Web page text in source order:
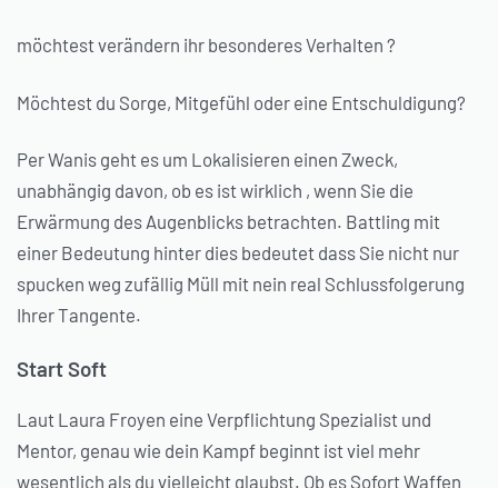
möchtest verändern ihr besonderes Verhalten ?
Möchtest du Sorge, Mitgefühl oder eine Entschuldigung?
Per Wanis geht es um Lokalisieren einen Zweck,
unabhängig davon, ob es ist wirklich , wenn Sie die
Erwärmung des Augenblicks betrachten. Battling mit
einer Bedeutung hinter dies bedeutet dass Sie nicht nur
spucken weg zufällig Müll mit nein real Schlussfolgerung
Ihrer Tangente.
Start Soft
Laut Laura Froyen eine Verpflichtung Spezialist und
Mentor, genau wie dein Kampf beginnt ist viel mehr
wesentlich als du vielleicht glaubst. Ob es Sofort Waffen